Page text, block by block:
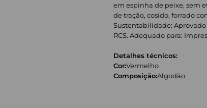
em espinha de peixe, sem
de tração, cosido, forrado
Sustentabilidade: Aprovado
RCS. Adequado para:
Detalhes técnicos:
Cor:Vermelho
Composição:Algodão